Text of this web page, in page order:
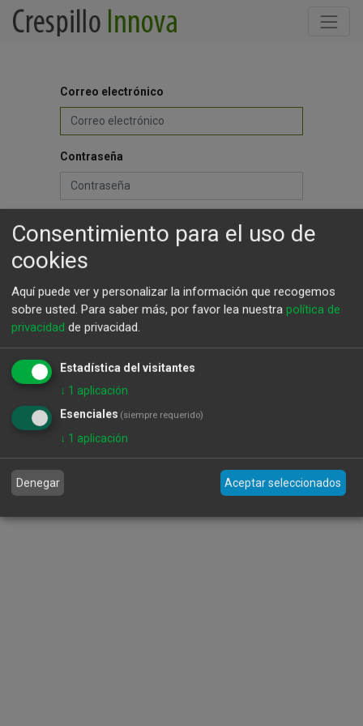
Correo electrónico
Contraseña
Iniciar Sesión
Consentimiento para el uso de
cookies
Aquí puede ver y personalizar la información que recogemos
sobre usted. Para saber más, por favor lea nuestra política de
privacidad de privacidad.
Estadística del visitantes
↓ 1 aplicación
Esenciales (siempre requerido)
↓ 1 aplicación
Denegar Aceptar seleccionados